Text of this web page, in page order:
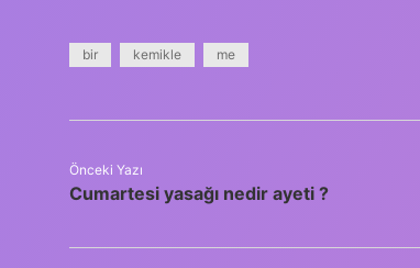
bir kemikle me
Önceki Yazı
Cumartesi yasağı nedir ayeti ?